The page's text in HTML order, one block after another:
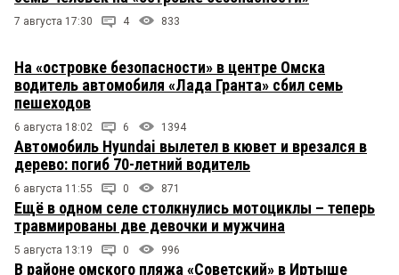
7 августа 17:30 4 833
На «островке безопасности» в центре Омска
водитель автомобиля «Лада Гранта» сбил семь
пешеходов
6 августа 18:02 6 1394
Автомобиль Hyundai вылетел в кювет и врезался в
дерево: погиб 70-летний водитель
6 августа 11:55 0 871
Ещё в одном селе столкнулись мотоциклы – теперь
травмированы две девочки и мужчина
5 августа 13:19 0 996
В районе омского пляжа «Советский» в Иртыше